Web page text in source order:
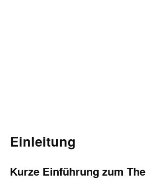
Einleitung
Kurze Einführung zum